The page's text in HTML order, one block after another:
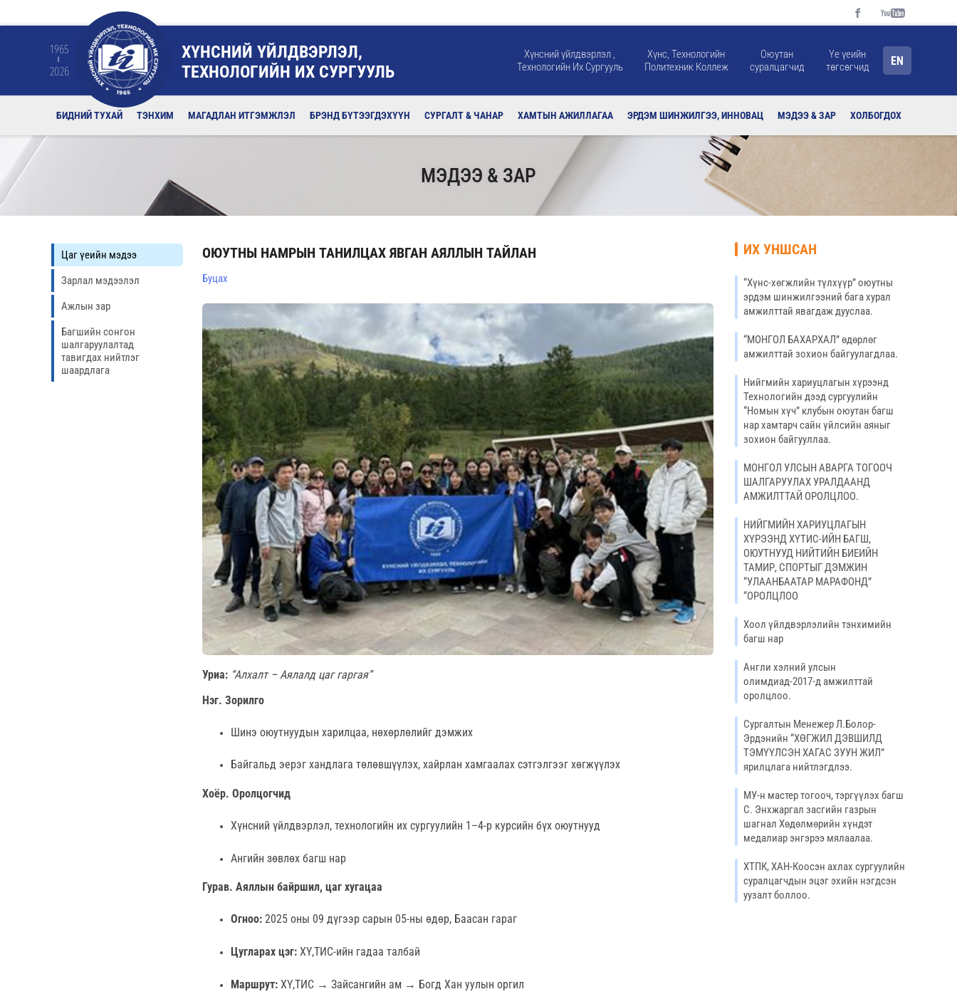
1965
2026
ХҮНСНИЙ ҮЙЛДВЭРЛЭЛ,
ТЕХНОЛОГИЙН ИХ СУРГУУЛЬ
Хүнсний үйлдвэрлэл ,
Технологийн Их Сургууль
Хүнс, Технологийн
Политехник Коллеж
Оюутан
суралцагчид
Үе үеийн
төгсөгчид
EN
БИДНИЙ ТУХАЙ ТЭНХИМ МАГАДЛАН ИТГЭМЖЛЭЛ БРЭНД БҮТЭЭГДЭХҮҮН СУРГАЛТ & ЧАНАР ХАМТЫН АЖИЛЛАГАА ЭРДЭМ ШИНЖИЛГЭЭ, ИННОВАЦ МЭДЭЭ & ЗАР ХОЛБОГДОХ
МЭДЭЭ & ЗАР
Цаг үеийн мэдээ
Зарлал мэдээлэл
Ажлын зар
Багшийн сонгон
шалгаруулалтад
тавигдах нийтлэг
шаардлага
ОЮУТНЫ НАМРЫН ТАНИЛЦАХ ЯВГАН АЯЛЛЫН ТАЙЛАН
Буцах
Уриа: “Алхалт – Аялалд цаг гаргая”
Нэг. Зорилго
Шинэ оюутнуудын харилцаа, нөхөрлөлийг дэмжих
Байгальд эерэг хандлага төлөвшүүлэх, хайрлан хамгаалах сэтгэлгээг хөгжүүлэх
Хоёр. Оролцогчид
Хүнсний үйлдвэрлэл, технологийн их сургуулийн 1–4-р курсийн бүх оюутнууд
Ангийн зөвлөх багш нар
Гурав. Аяллын байршил, цаг хугацаа
Огноо: 2025 оны 09 дүгээр сарын 05-ны өдөр, Баасан гараг
Цугларах цэг: ХҮ,ТИС-ийн гадаа талбай
Маршрут: ХҮ,ТИС → Зайсангийн ам → Богд Хан уулын оргил
ИХ УНШСАН
“Хүнс-хөгжлийн түлхүүр” оюутны
эрдэм шинжилгээний бага хурал
амжилттай явагдаж дууслаа.
“МОНГОЛ БАХАРХАЛ” өдөрлөг
амжилттай зохион байгуулагдлаа.
Нийгмийн хариуцлагын хүрээнд
Технологийн дээд сургуулийн
“Номын хүч” клубын оюутан багш
нар хамтарч сайн үйлсийн аяныг
зохион байгууллаа.
МОНГОЛ УЛСЫН АВАРГА ТОГООЧ
ШАЛГАРУУЛАХ УРАЛДААНД
АМЖИЛТТАЙ ОРОЛЦЛОО.
НИЙГМИЙН ХАРИУЦЛАГЫН
ХҮРЭЭНД ХҮТИС-ИЙН БАГШ,
ОЮУТНУУД НИЙТИЙН БИЕИЙН
ТАМИР, СПОРТЫГ ДЭМЖИН
“УЛААНБААТАР МАРАФОНД”
“ОРОЛЦЛОО
Хоол үйлдвэрлэлийн тэнхимийн
багш нар
Англи хэлний улсын
олимдиад-2017-д амжилттай
оролцлоо.
Сургалтын Менежер Л.Болор-
Эрдэнийн “ХӨГЖИЛ ДЭВШИЛД
ТЭМҮҮЛСЭН ХАГАС ЗУУН ЖИЛ”
ярилцлага нийтлэгдлээ.
МУ-н мастер тогооч, тэргүүлэх багш
С. Энхжаргал засгийн газрын
шагнал Хөдөлмөрийн хүндэт
медалиар энгэрээ мялаалаа.
ХТПК, ХАН-Коосэн ахлах сургуулийн
суралцагчдын эцэг эхийн нэгдсэн
уузалт боллоо.